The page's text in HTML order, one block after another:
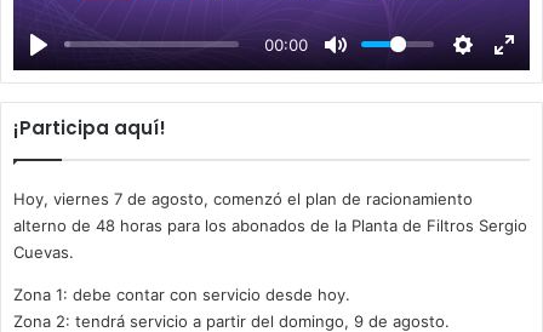
00:00
a
y
¡Participa aquí!
Hoy, viernes 7 de agosto, comenzó el plan de racionamiento
alterno de 48 horas para los abonados de la Planta de Filtros Sergio
Cuevas.
Zona 1: debe contar con servicio desde hoy.
Zona 2: tendrá servicio a partir del domingo, 9 de agosto.